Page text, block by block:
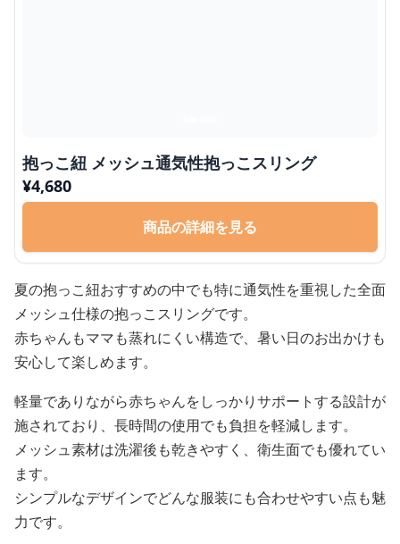
抱っこ紐 メッシュ通気性抱っこスリング
¥4,680
商品の詳細を見る
夏の抱っこ紐おすすめの中でも特に通気性を重視した全面
メッシュ仕様の抱っこスリングです。
赤ちゃんもママも蒸れにくい構造で、暑い日のお出かけも
安心して楽しめます。
軽量でありながら赤ちゃんをしっかりサポートする設計が
施されており、長時間の使用でも負担を軽減します。
メッシュ素材は洗濯後も乾きやすく、衛生面でも優れてい
ます。
シンプルなデザインでどんな服装にも合わせやすい点も魅
力です。